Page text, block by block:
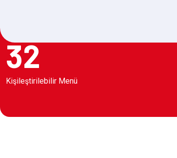
32
Kişileştirilebilir Menü